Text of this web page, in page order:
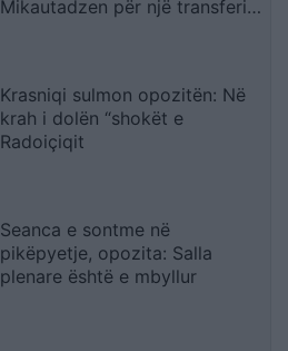
Mikautadzen për një transferim
Krasniqi sulmon opozitën: Në
krah i dolën “shokët e
Radoiçiqit
Seanca e sontme në
pikëpyetje, opozita: Salla
plenare është e mbyllur